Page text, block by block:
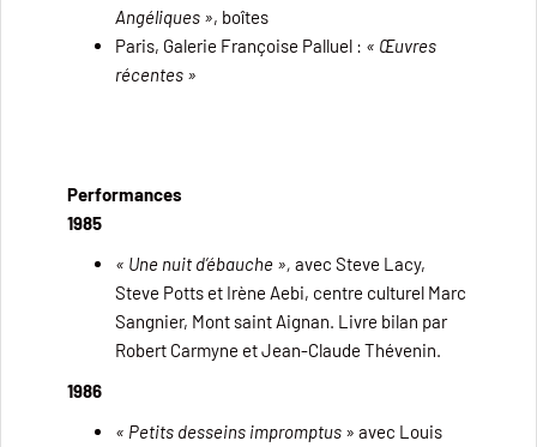
Angéliques », boîtes
Paris, Galerie Françoise Palluel : « Œuvres
récentes »
Performances
1985
« Une nuit d’ébauche », avec Steve Lacy,
Steve Potts et Irène Aebi, centre culturel Marc
Sangnier, Mont saint Aignan. Livre bilan par
Robert Carmyne et Jean-Claude Thévenin.
1986
« Petits desseins impromptus » avec Louis